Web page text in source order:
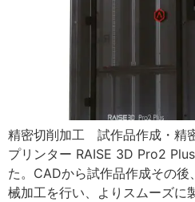
精密切削加工 試作品作成・精
プリンター RAISE 3D Pro2
た。CADから試作品作成その
械加工を行い、よりスムーズに